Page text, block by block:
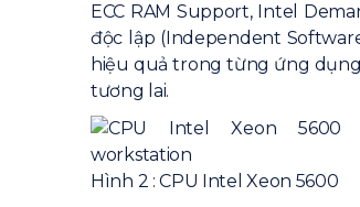
ECC RAM Support, Intel
độc lập (Independent
hiệu quả trong từng ứng
tương lai.
Hình 2 : CPU Intel Xeon 5600